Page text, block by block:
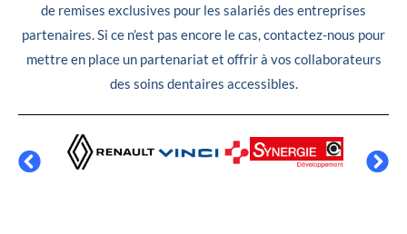
de remises exclusives pour les salariés des entreprises
partenaires. Si ce n’est pas encore le cas, contactez-nous pour
mettre en place un partenariat et offrir à vos collaborateurs
des soins dentaires accessibles.